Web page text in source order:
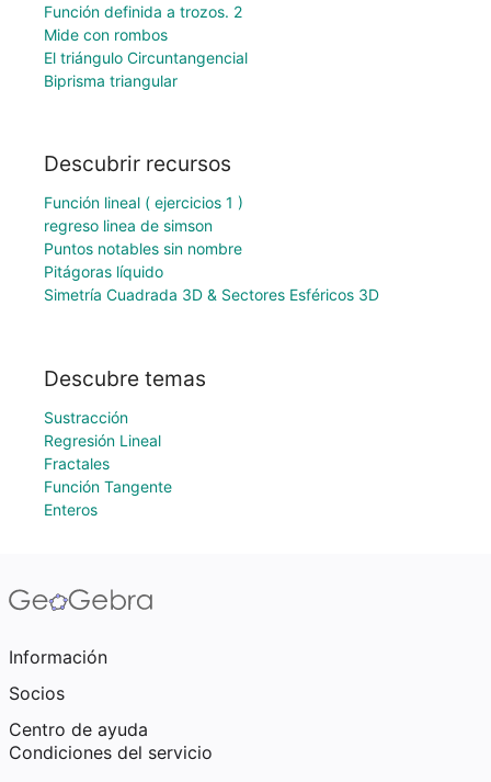
Función definida a trozos. 2
Mide con rombos
El triángulo Circuntangencial
Biprisma triangular
Descubrir recursos
Función lineal ( ejercicios 1 )
regreso linea de simson
Puntos notables sin nombre
Pitágoras líquido
Simetría Cuadrada 3D & Sectores Esféricos 3D
Descubre temas
Sustracción
Regresión Lineal
Fractales
Función Tangente
Enteros
Información
Socios
Centro de ayuda
Condiciones del servicio